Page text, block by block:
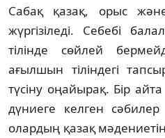
Сабақ қазақ, орыс
жүргізіледі. Себебі
тілінде сөйлей
ағылшын тіліндегі
түсіну оңайырақ. Бір
дүниеге келген
олардың қазақ